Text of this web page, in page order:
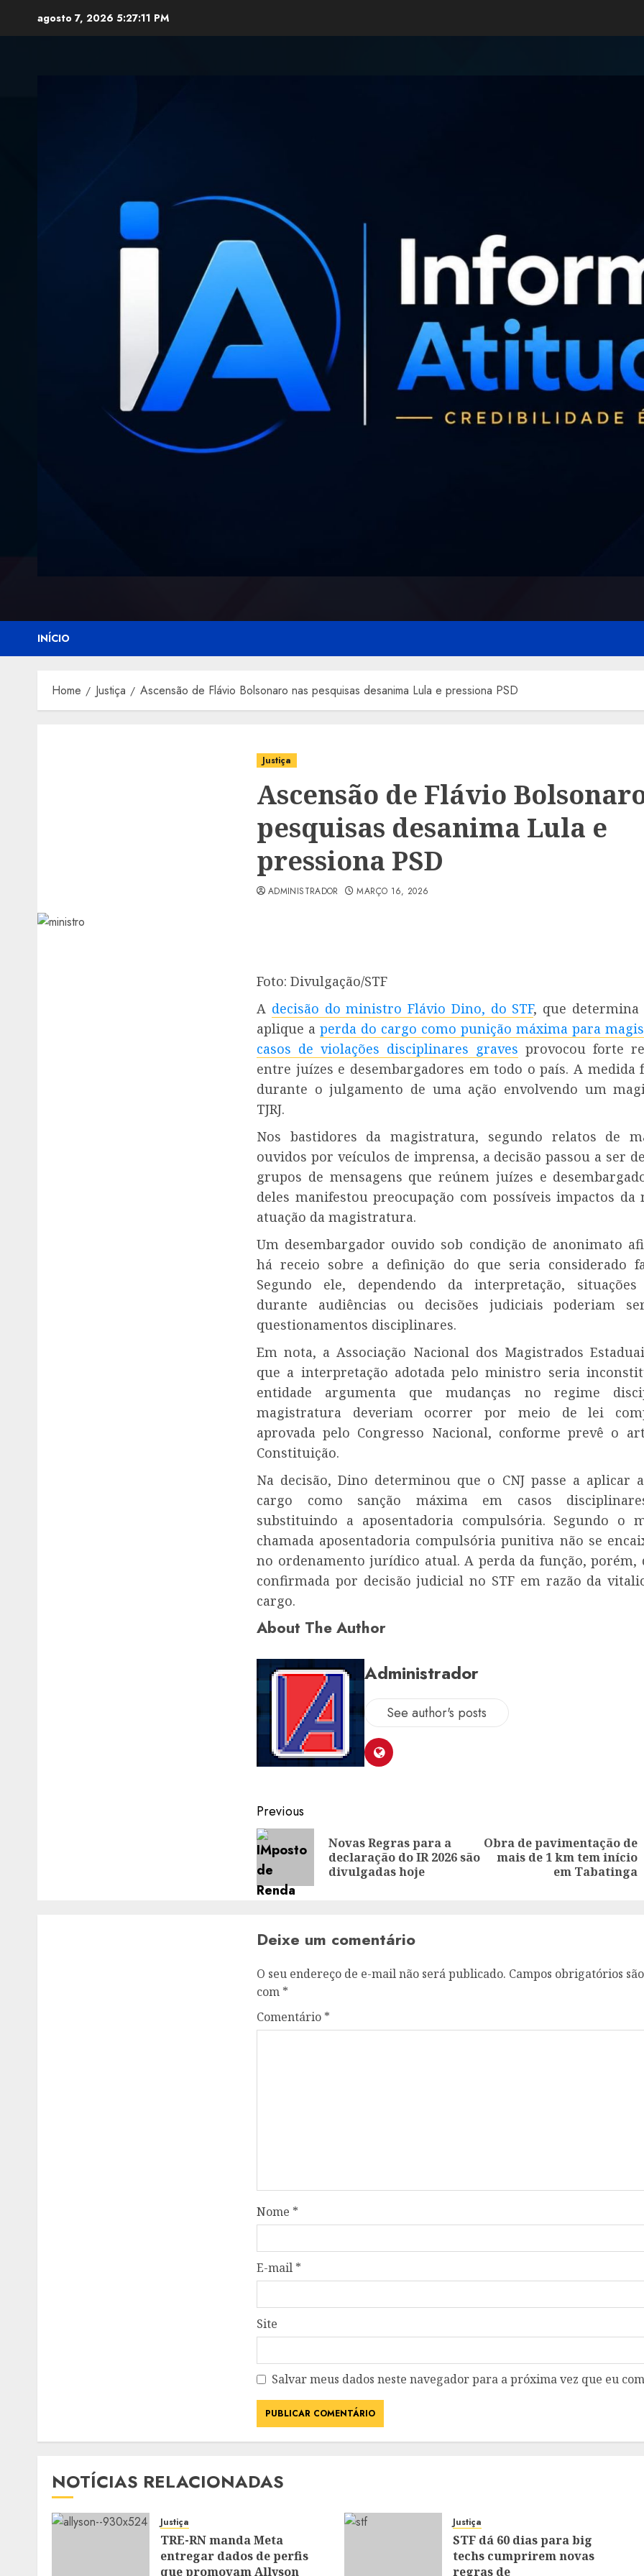
agosto 7, 2026 5:27:12 PM
INÍCIO
Home Justiça Ascensão de Flávio Bolsonaro nas pesquisas desanima Lula e pressiona PSD
Justiça
Ascensão de Flávio
pesquisas desanima Lula e
pressiona PSD
ADMINISTRADOR MARÇO 16, 2026
Foto: Divulgação/STF
A decisão do ministro Flávio Dino, do STF, que
aplique a perda do cargo como punição máxima para
casos de violações disciplinares graves provocou forte
entre juízes e desembargadores em todo o país. A medida
durante o julgamento de uma ação envolvendo um
TJRJ.
Nos bastidores da magistratura, segundo relatos de
ouvidos por veículos de imprensa, a decisão passou a ser
grupos de mensagens que reúnem juízes e
deles manifestou preocupação com possíveis impactos da
atuação da magistratura.
Um desembargador ouvido sob condição de anonimato
há receio sobre a definição do que seria considerado
Segundo ele, dependendo da interpretação,
durante audiências ou decisões judiciais poderiam
questionamentos disciplinares.
Em nota, aAssociação Nacional dos Magistrados
que a interpretação adotada pelo ministro seria
entidade argumenta que mudanças no regime
magistratura deveriam ocorrer por meio de lei
aprovada pelo Congresso Nacional, conforme prevê o
Constituição.
Na decisão, Dino determinou que o CNJ passe a aplicar
cargo como sanção máxima em casos
substituindo a aposentadoria compulsória. Segundo o
chamada aposentadoria compulsória punitiva não se
no ordenamento jurídico atual. A perda da função, porém,
confirmada por decisão judicial no STF em razão da
cargo.
About The Author
Administrador
See author's posts
Post
navigation
Previous
Previous
Novas Regras para a
declaração do IR 2026 são
divulgadas hoje
Next
Obra de pavimentação de
mais de 1 km tem início
em Tabatinga
Deixe um comentário
O seu endereço de e-mail não será publicado. Campos obrigatórios
com *
Comentário *
Nome *
E-mail *
Site
Salvar meus dados neste navegador para a próxima vez que eu
NOTÍCIAS RELACIONADAS
Justiça
TRE-RN manda Meta
entregar dados de perfis
que promovam Allyson
Justiça
STF dá 60 dias para big
techs cumprirem novas
regras de